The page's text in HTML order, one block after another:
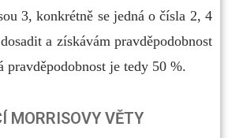
3, konkrétně se jedná o čísla 2, 4
a získávám pravděpodobnost
pravděpodobnost je tedy 50 %.
MORRISOVY VĚTY